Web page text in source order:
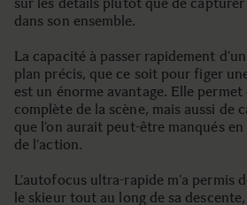
dans son ensemble.
La capacité à passer rapidement
plan précis, que ce soit pour figer
est un énorme avantage. Elle permet
complète de la scène, mais aussi de
que l’on aurait peut-être manqués
de l’action.
L’autofocus ultra-rapide m’a permis
le skieur tout au long de sa